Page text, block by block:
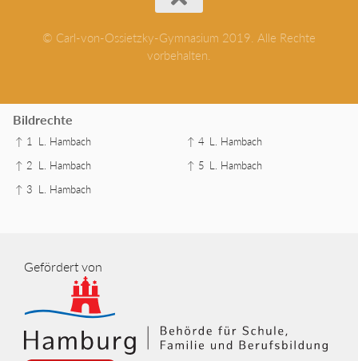
© Carl-von-Ossietzky-Gymnasium 2019. Alle Rechte
vorbehalten.
Bildrechte
↑ 1
L. Hambach
↑ 2 L. Hambach
↑ 3 L. Hambach
↑ 4 L. Hambach
↑ 5 L. Hambach
Gefördert von